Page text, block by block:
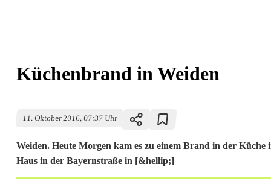
Küchenbrand in Weiden
11. Oktober 2016, 07:37 Uhr
Weiden. Heute Morgen kam es zu einem Brand in der
Haus in der Bayernstraße in [&hellip;]